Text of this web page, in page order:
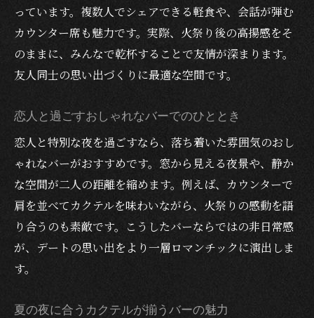
っています。複数人でシェアできる軽食や、会話が弾む
カウンター席も魅力です。実際、火祭り後の高揚感をそ
のままに、みんなで乾杯することで友情が深まります。
友人同士の思い出づくりに最適な空間です。
恋人と過ごすおしゃれなバーでのひととき
恋人と特別な夜を過ごすなら、落ち着いた雰囲気のおし
ゃれなバーがおすすめです。窓から見える夜景や、静か
な空間が二人の距離を縮めます。例えば、カウンターで
肩を並べてカクテルを味わいながら、火祭りの感動を語
り合うのも素敵です。こうしたバーならではの非日常感
が、デートの思い出をより一層ロマンチックに演出しま
す。
夏の夜に合うカクテルが揃うバーの魅力